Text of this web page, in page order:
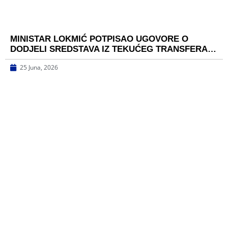
MINISTAR LOKMIĆ POTPISAO UGOVORE O
DODJELI SREDSTAVA IZ TEKUĆEG TRANSFERA…
25 Juna, 2026